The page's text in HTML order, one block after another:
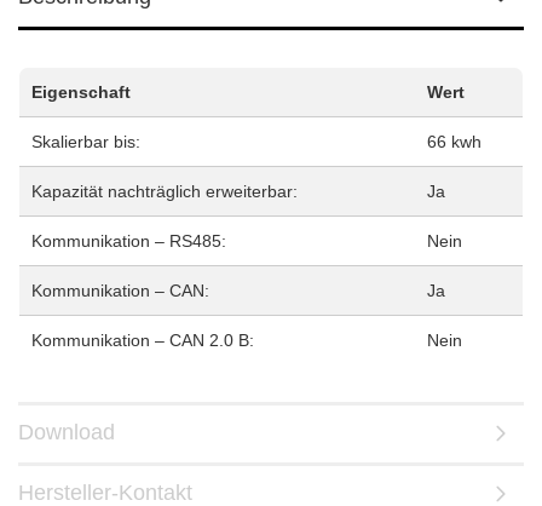
Eigenschaft Wert
Skalierbar bis: 66 kwh
Kapazität nachträglich erweiterbar: Ja
Kommunikation – RS485: Nein
Kommunikation – CAN: Ja
Kommunikation – CAN 2.0 B: Nein
Download
Hersteller-Kontakt